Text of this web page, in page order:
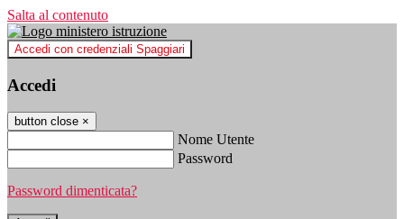
Salta al contenuto
Accedi con credenziali Spaggiari
Accedi
button close ×
Nome Utente
Password
Password dimenticata?